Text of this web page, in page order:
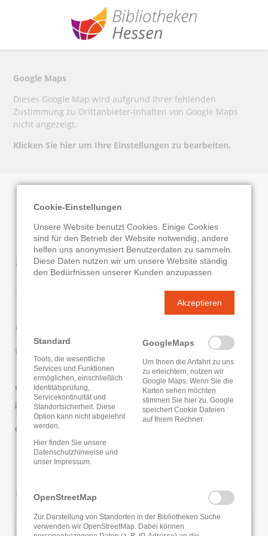
Google Maps
Dieses Google Map wird aufgrund Ihrer fehlenden
Zustimmung zu Drittanbieter-Inhalten von Google Maps
nicht angezeigt.
Klicken Sie hier um Ihre Einstellungen zu bearbeiten.
Gemeindebücherei
Reiskirchen
Kontaktdaten
Gartenstraße 7
35447 Reiskirchen
06408/9590-0
E-Mail senden
Google Routenplaner
Öffnungszeiten
Montag
17:30 - 19:00 Uhr
Cookie-Einstellungen
Unsere Website benutzt Cookies. Einige Cookies
sind für den Betrieb der Website notwendig, andere
helfen uns anonymisiert Benutzerdaten zu sammeln.
Diese Daten nutzen wir um unsere Website ständig
den Bedürfnissen unserer Kunden anzupassen.
Akzeptieren
Standard
Tools, die wesentliche
Services und Funktionen
ermöglichen, einschließlich
Identitätsprüfung,
Servicekontinuität und
Standortsicherheit. Diese
Option kann nicht abgelehnt
werden.
Hier finden Sie unsere
Datenschutzhinweise und
unser Impressum.
GoogleMaps
Um Ihnen die Anfahrt zu uns
zu erleichtern, nutzen wir
Google Maps. Wenn Sie die
Karten sehen möchten
stimmen Sie hier zu. Google
speichert Cookie Dateien
auf Ihrem Rechner.
OpenStreetMap
Zur Darstellung von Standorten in der Bibliotheken Suche
verwenden wir OpenStreetMap. Dabei können